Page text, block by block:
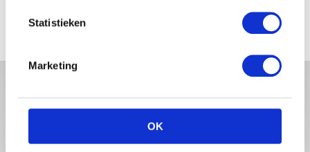
Statistieken
Marketing
OK